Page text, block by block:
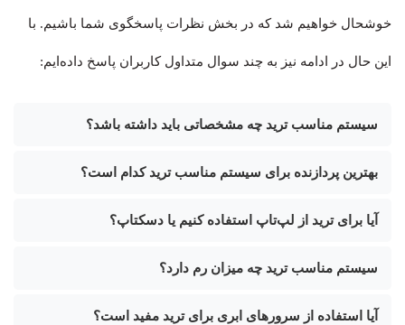
خوشحال خواهیم شد که در بخش نظرات پاسخگوی شما باشیم. با
این حال در ادامه نیز به چند سوال متداول کاربران پاسخ داده‌ایم:
سیستم مناسب ترید چه مشخصاتی باید داشته باشد؟
بهترین پردازنده برای سیستم مناسب ترید کدام است؟
آیا برای ترید از لپ‌تاپ استفاده کنیم یا دسکتاپ؟
سیستم مناسب ترید چه میزان رم دارد؟
آیا استفاده از سرورهای ابری برای ترید مفید است؟